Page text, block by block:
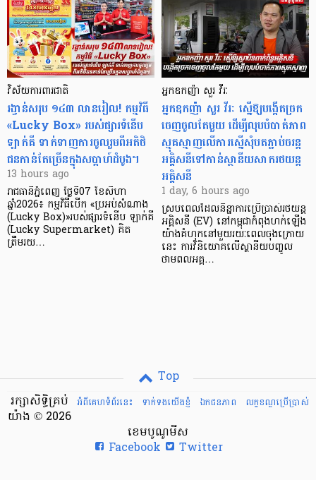
វិស័យការពារជាតិ
រង្វាន់សរុប ១៤៣ លានរៀល! កម្មវិធី
«Lucky Box» របស់ផ្សារទំនើប
ឡាក់គី ទាក់ទាញការចូលរួមពីអតិថិ
ជនកាន់តែច្រើនក្នុងសប្តាហ៍ដំបូង។
13 hours ago
រាជធានីភ្នំពេញ ថ្ងៃទី07 ខែសីហា
ឆ្នាំ2026៖ កម្មវិធីបើក «ប្រអប់សំណាង
(Lucky Box)»របស់ផ្សារទំនើប ឡាក់គី
(Lucky Supermarket) គិត
ត្រឹមរយ…
អ្នកឧកញ៉ា សួរ វីរៈ
អ្នកឧកញ៉ា សួរ វីរៈ ស្នើឱ្យបង្កើតច្រក
ចេញចូលតែមួយ ដើម្បីលុបបំបាត់ភាព
ស្មុគស្មាញលើការស្នើសុំបតភ្ជាប់ចរន្ត
អគ្គិសនីទៅកាន់ស្ថានីយសាករថយន្ត
អគ្គិសនី
1 day, 6 hours ago
ស្របពេលដែលនិន្នាការប្រើប្រាស់រថយន្ត
អគ្គិសនី (EV) នៅកម្ពុជាកំពុងហក់ឡើង
យ៉ាងគំហុកនៅមួយរយៈពេលចុងក្រោយ
នេះ ការវិនិយោគលើស្ថានីយបញ្ចូល
ថាមពលអគ្គ…
Top
អំពីគេហទំព័រនេះ
ទាក់ទងយើងខ្ញំ ឯកជនភាព លក្ខខណ្ឌ​ប្រើ​ប្រាស់
រក្សាសិទ្ធិគ្រប់
យ៉ាង © 2026
ខេមបូណូមីស
Facebook
Twitter